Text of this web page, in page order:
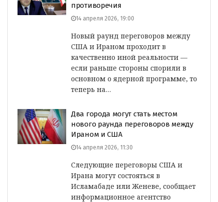
противоречия
14 апреля 2026, 19:00
Новый раунд переговоров между
США и Ираном проходит в
качественно иной реальности —
если раньше стороны спорили в
основном о ядерной программе, то
теперь на…
Два города могут стать местом
нового раунда переговоров между
Ираном и США
14 апреля 2026, 11:30
Следующие переговоры США и
Ирана могут состояться в
Исламабаде или Женеве, сообщает
информационное агентство